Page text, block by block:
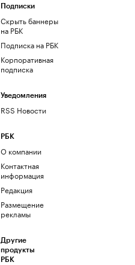
Подписки
Скрыть баннеры
на РБК
Подписка на РБК
Корпоративная
подписка
Уведомления
RSS Новости
РБК
О компании
Контактная
информация
Редакция
Размещение
рекламы
Другие
продукты
РБК